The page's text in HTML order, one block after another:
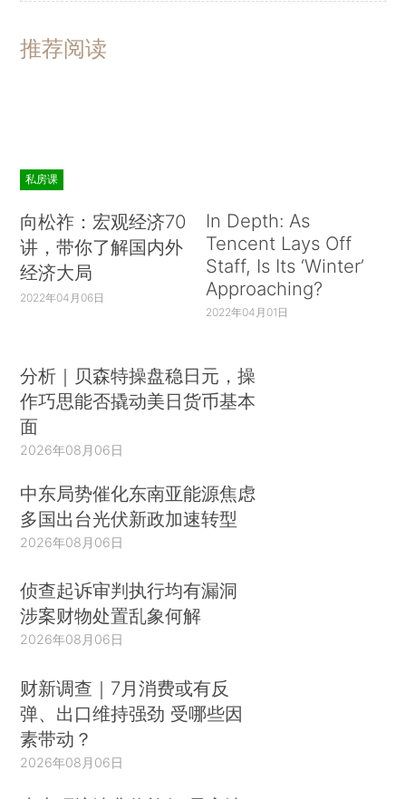
推荐阅读
私房课
向松祚：宏观经济70
讲，带你了解国内外
经济大局
2022年04月06日
In Depth: As
Tencent Lays Off
Staff, Is Its ‘Winter’
Approaching?
2022年04月01日
分析｜贝森特操盘稳日元，操
作巧思能否撬动美日货币基本
面
2026年08月06日
中东局势催化东南亚能源焦虑
多国出台光伏新政加速转型
2026年08月06日
侦查起诉审判执行均有漏洞
涉案财物处置乱象何解
2026年08月06日
财新调查｜7月消费或有反
弹、出口维持强劲 受哪些因
素带动？
2026年08月06日